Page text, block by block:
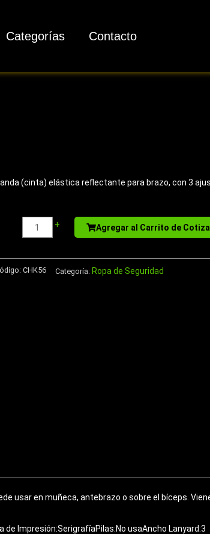
Categorías Contacto
(cinta) elástica reflectante para brazo, con 3
Bottle
+ Agregar al Carrito de
CHK56 Categoría: Ropa de Seguridad
usar en muñeca, antebrazo o sobre el bíceps.
Impresión:SerigrafíaPilas:No usaAncho Lanyard:3